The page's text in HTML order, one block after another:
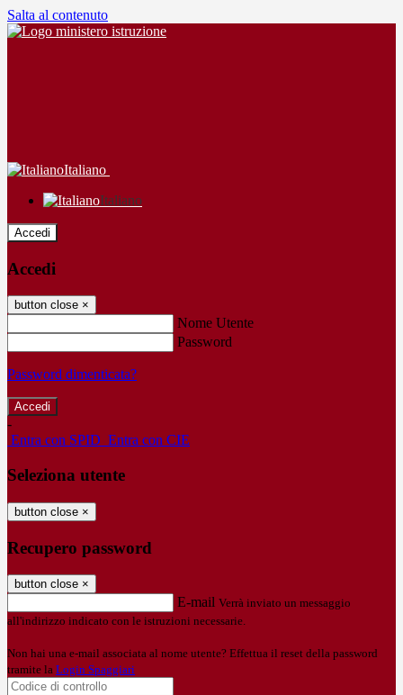
Salta al contenuto
Italiano
Italiano
Accedi
Accedi
button close ×
Nome Utente
Password
Password dimenticata?
-
Entra con SPID Entra con CIE
Seleziona utente
button close ×
Recupero password
button close ×
E-mail Verrà inviato un messaggio
all'indirizzo indicato con le istruzioni necessarie.
Non hai una e-mail associata al nome utente? Effettua il reset della password
tramite la Login Spaggiari